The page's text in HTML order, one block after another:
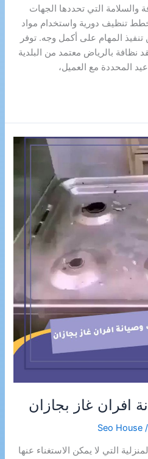
والسلامة التي تحددها الجهات
تنظيف دورية واستخدام مواد
المهام على أكمل وجه. توفر
نظافة بالرياض معتمد من البلدية
المحددة مع العميل،
افران غاز بجازان
/
Seo House
التي لا يمكن الاستغناء عنها